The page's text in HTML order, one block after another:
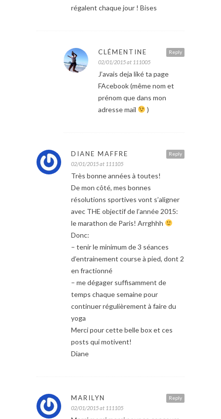
régalent chaque jour ! Bises
Reply
CLÉMENTINE
02/01/2015 at 111005
J’avais deja liké ta page
FAcebook (même nom et
prénom que dans mon
adresse mail
)
Reply
DIANE MAFFRE
02/01/2015 at 111105
Très bonne années à toutes!
De mon côté, mes bonnes
résolutions sportives vont s’aligner
avec THE objectif de l’année 2015:
le marathon de Paris! Arrghhh
Donc:
– tenir le minimum de 3 séances
d’entrainement course à pied, dont 2
en fractionné
– me dégager suffisamment de
temps chaque semaine pour
continuer régulièrement à faire du
yoga
Merci pour cette belle box et ces
posts qui motivent!
Diane
Reply
MARILYN
02/01/2015 at 111105